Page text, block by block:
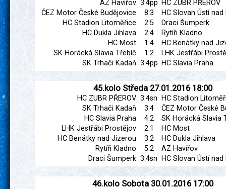
AZ Havířov 3:4pp HC ZUBR PŘEROV
ČEZ Motor České Budějovice
8:3
HC Slovan Ústí nad
HC Stadion Litoměřice
2:5
Draci Šumperk
HC Dukla Jihlava
2:4
Rytíři Kladno
HC Most
1:4
HC Benátky nad
SK Horácká Slavia Třebíč
1:2
LHK Jestřábi
SK Trhači Kadaň 3:4pp HC Slavia Praha
45.kolo Středa 27.01.2016 18:00
HC ZUBR PŘEROV 3:4sn
HC Stadion
SK Trhači Kadaň
3:4
ČEZ Motor České
HC Slavia Praha
4:2
SK Horácká Slavia
LHK Jestřábi Prostějov
2:1
HC Most
HC Benátky nad Jizerou
3:2
HC Dukla Jihlava
Rytíři Kladno
5:2
AZ Havířov
Draci Šumperk 3:4sn HC Slovan Ústí nad
46.kolo Sobota 30.01.2016 17:00